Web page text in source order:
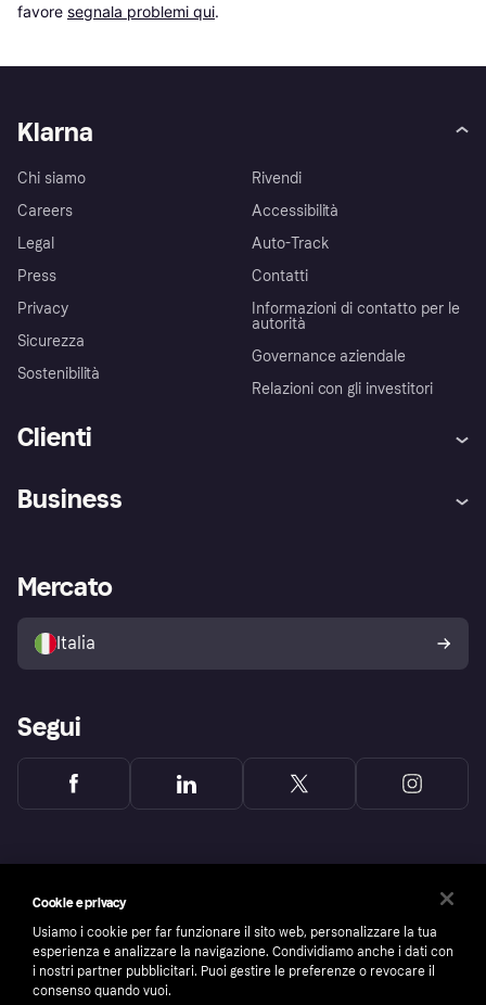
favore segnala problemi qui.
Klarna
Chi siamo
Careers
Legal
Press
Privacy
Sicurezza
Sostenibilità
Rivendi
Accessibilità
Auto-Track
Contatti
Informazioni di contatto per le
autorità
Governance aziendale
Relazioni con gli investitori
Clienti
Assistenza
Esplora i negozi
Politica di protezione
dell'acquirente Klarna
Business
Accesso aziende
Mercato
Italia
Segui
Cookie e privacy
Usiamo i cookie per far funzionare il sito web, personalizzare la tua
esperienza e analizzare la navigazione. Condividiamo anche i dati con
i nostri partner pubblicitari. Puoi gestire le preferenze o revocare il
consenso quando vuoi.